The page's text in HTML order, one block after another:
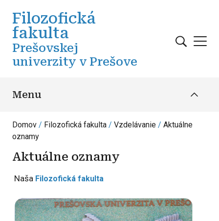
Filozofická
fakulta
Prešovskej
univerzity v Prešove
Menu
Domov Filozofická fakulta Vzdelávanie
Aktuálne
oznamy
Aktuálne oznamy
Naša Filozofická fakulta